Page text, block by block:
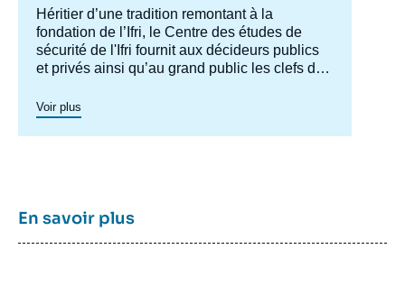
Accroche
centre
Héritier d’une tradition remontant à la
fondation de l’Ifri, le Centre des études de
sécurité de l'Ifri fournit aux décideurs publics
et privés ainsi qu’au grand public les clefs de
modes de conflictualité contemporains et à
venir. Par son positionnement à la jointure du
politique et de l’opérationnel, la crédibilité de
dans le paysage français des
pôle unique de recherche et d’influence sur le
débat de défense national et international.
Voir plus
En savoir plus